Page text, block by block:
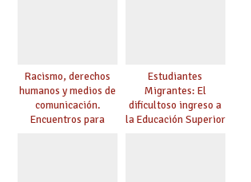
Racismo, derechos
humanos y medios de
comunicación.
Encuentros para
Estudiantes
Migrantes: El
dificultoso ingreso a
la Educación Superior